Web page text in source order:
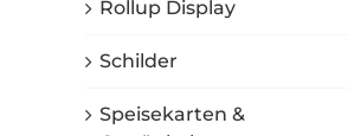
Rollup Display
Schilder
Speisekarten &